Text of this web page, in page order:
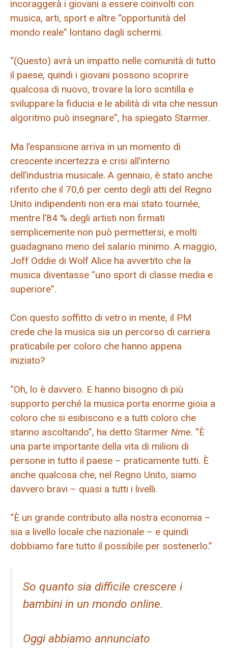
incoraggerà i giovani a essere coinvolti con
musica, arti, sport e altre “opportunità del
mondo reale” lontano dagli schermi.
“(Questo) avrà un impatto nelle comunità di tutto
il paese, quindi i giovani possono scoprire
qualcosa di nuovo, trovare la loro scintilla e
sviluppare la fiducia e le abilità di vita che nessun
algoritmo può insegnare”, ha spiegato Starmer.
Ma l’espansione arriva in un momento di
crescente incertezza e crisi all’interno
dell’industria musicale. A gennaio, è stato anche
riferito che il 70,6 per cento degli atti del Regno
Unito indipendenti non era mai stato tournée,
mentre l’84 % degli artisti non firmati
semplicemente non può permettersi, e molti
guadagnano meno del salario minimo. A maggio,
Joff Oddie di Wolf Alice ha avvertito che la
musica diventasse “uno sport di classe media e
superiore”.
Con questo soffitto di vetro in mente, il PM
crede che la musica sia un percorso di carriera
praticabile per coloro che hanno appena
iniziato?
“Oh, lo è davvero. E hanno bisogno di più
supporto perché la musica porta enorme gioia a
coloro che si esibiscono e a tutti coloro che
stanno ascoltando”, ha detto Starmer Nme. “È
una parte importante della vita di milioni di
persone in tutto il paese – praticamente tutti. È
anche qualcosa che, nel Regno Unito, siamo
davvero bravi – quasi a tutti i livelli.
“È un grande contributo alla nostra economia –
sia a livello locale che nazionale – e quindi
dobbiamo fare tutto il possibile per sostenerlo.”
So quanto sia difficile crescere i
bambini in un mondo online.
Oggi abbiamo annunciato